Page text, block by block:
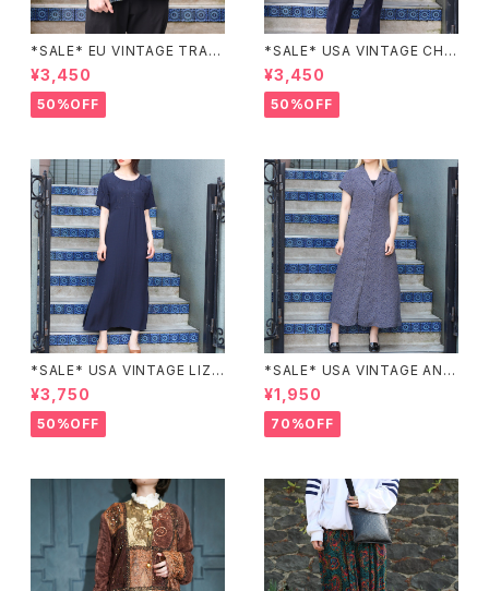
*SALE* EU VINTAGE TRADI
TIONAL PATTERNED SLEE
PING SHIRT/ヨーロッパ古着ト
ラッド柄パジャマシャツ
¥3,450
50%OFF
*SALE* USA VINTAGE CHE
CK PATTERNED BAND COL
LAR SHIRT/アメリカ古着チェッ
ク柄バンドカラーシャツ
¥3,450
50%OFF
*SALE* USA VINTAGE LIZ c
laiborne EMBROIDERY DES
IGN NAVY ONE PIECE/アメリ
カ古着刺繍デザインネイビーワ
ンピース
¥3,750
50%OFF
*SALE* USA VINTAGE ANN
EX HALF SLEEVE FLOWER
PATTERNED ONE PIECE/ア
メリカ古着半袖花柄ワンピース
¥1,950
70%OFF